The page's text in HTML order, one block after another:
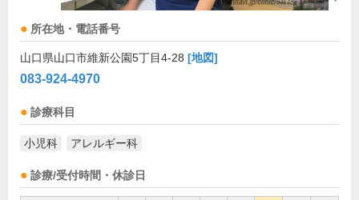
所在地・電話番号
山口県山口市維新公園5丁目4-28 [地図]
083-924-4970
診療科目
小児科 アレルギー科
診療/受付時間・休診日